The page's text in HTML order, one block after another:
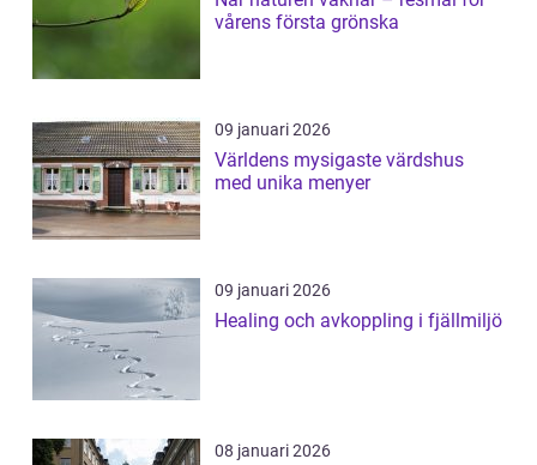
vårens första grönska
09 januari 2026
Världens mysigaste värdshus
med unika menyer
09 januari 2026
Healing och avkoppling i fjällmiljö
08 januari 2026